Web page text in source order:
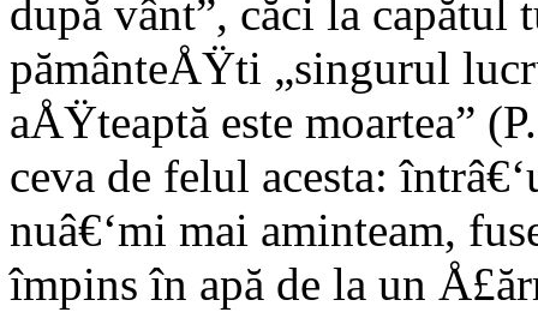
după vânt”, căci la capătul
pământeÅŸti „singurul
aÅŸteaptă este moartea”
ceva de felul acesta:
nuâ€‘mi mai aminteam,
împins în apă de la un